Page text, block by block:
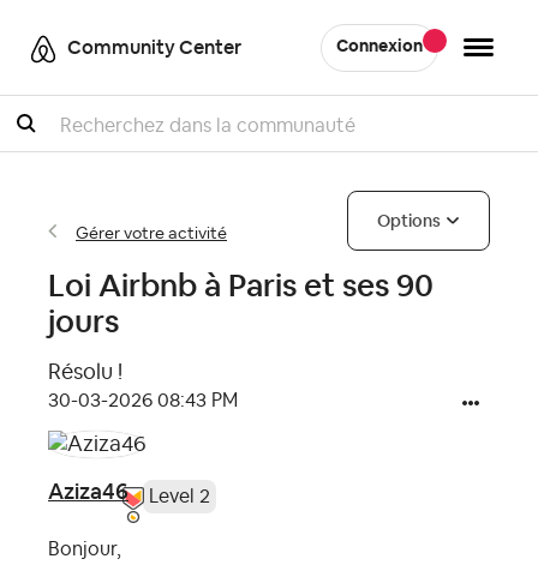
Community Center Connexion
Recherche
Gérer votre activité
Options
Loi Airbnb à Paris et ses 90
jours
Résolu !
‎30-03-2026 08:43 PM
Aziza46 Level 2
Bonjour,